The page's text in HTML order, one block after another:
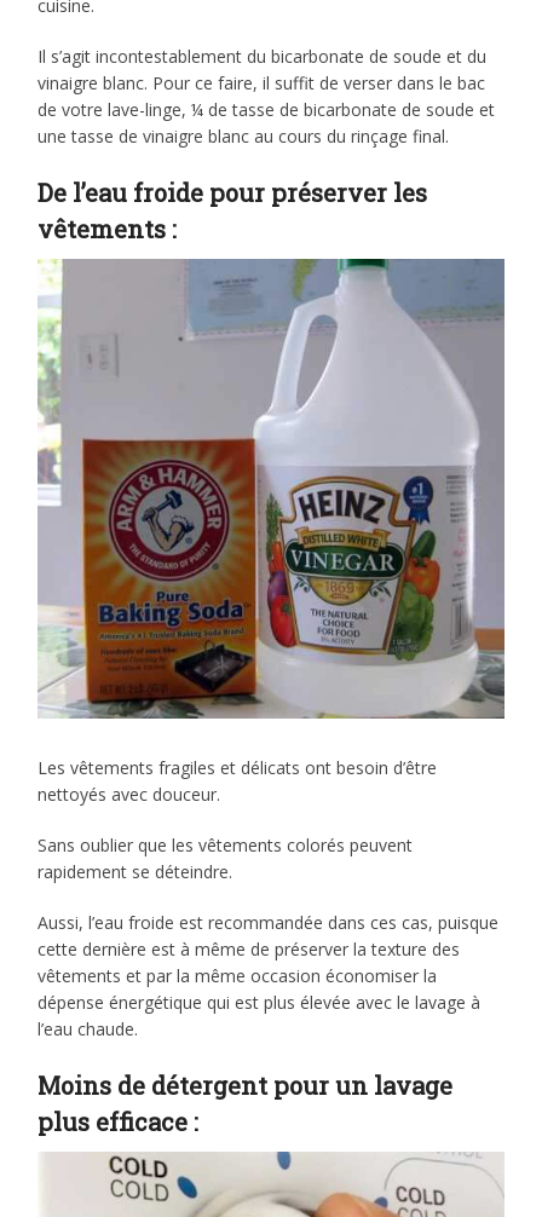
cuisine.
Il s’agit incontestablement du bicarbonate de soude et du
vinaigre blanc. Pour ce faire, il suffit de verser dans le bac
de votre lave-linge, ¼ de tasse de bicarbonate de soude et
une tasse de vinaigre blanc au cours du rinçage final.
De l’eau froide pour préserver les
vêtements :
Les vêtements fragiles et délicats ont besoin d’être
nettoyés avec douceur.
Sans oublier que les vêtements colorés peuvent
rapidement se déteindre.
Aussi, l’eau froide est recommandée dans ces cas, puisque
cette dernière est à même de préserver la texture des
vêtements et par la même occasion économiser la
dépense énergétique qui est plus élevée avec le lavage à
l’eau chaude.
Moins de détergent pour un lavage
plus efficace :